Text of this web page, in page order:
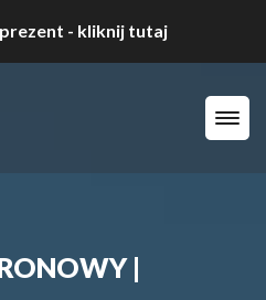
- kliknij tutaj
|